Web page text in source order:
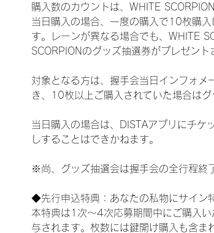
購入数のカウントは、WHITE
当日購入の場合、一度の購入で10枚購
す。レーンが異なる場合でも、WHITE
SCORPIONのグッズ抽選券がプレゼン
対象となる方は、握手会当日インフォメ
き、10枚以上ご購入されていた場合は
当日購入の場合は、DISTAアプリにチ
しすることはできかねます。
※尚、グッズ抽選会は握手会の全行程終
◆先行申込特典：あなたの私物にサイン
本特典は1次〜4次応募期間中にご購入
与されます。枚数には鍵開け購入も含ま